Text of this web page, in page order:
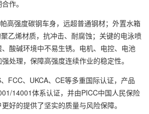
作。
强度碳钢车身，远超普通钢材；外置水箱
乙烯材质，抗冲击、耐腐蚀；关键的电泳喷
酸碱环境中不易生锈。电机、电控、电池
处理，保障高强度连续作业的稳定性。
、UKCA、CE等多重国际认证，产品
14001体系认证，并由PICC中国人民保险
好的提供了坚实的质量与风险保障。